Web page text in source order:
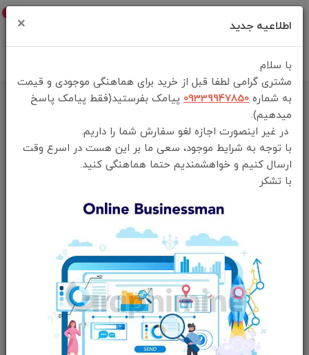
خانه
فهرست محصولات
ماشین اصلاح موی سر و ریش مدل T-Blade از برند Porodo Lifestyle
اطلاعیه جدید ×
با سلام
مشتری گرامی لطفا قبل از خرید برای هماهنگی موجودی و قیمت
به شماره 09339947850 پیامک بفرستید(فقط پیامک پاسخ
میدهیم).
در غیر اینصورت اجازه لغو سفارش شما را داریم.
با توجه به شرایط موجود، سعی ما بر این هست در اسرع وقت
ارسال کنیم و خواهشمندیم حتما هماهنگی کنید.
با تشکر